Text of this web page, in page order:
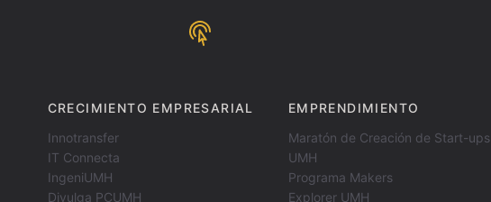
CRECIMIENTO EMPRESARIAL
Innotransfer
IT Connecta
IngeniUMH
Divulga PCUMH
EMPRENDIMIENTO
Maratón de Creación de Start-ups
UMH
Programa Makers
Explorer UMH